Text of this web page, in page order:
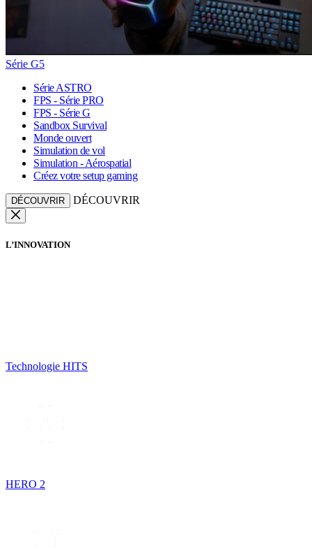
Série G5
Série ASTRO
FPS - Série PRO
FPS - Série G
Sandbox Survival
Monde ouvert
Simulation de vol
Simulation - Aérospatial
Créez votre setup gaming
DÉCOUVRIR DÉCOUVRIR
L’INNOVATION
Technologie HITS
HERO 2